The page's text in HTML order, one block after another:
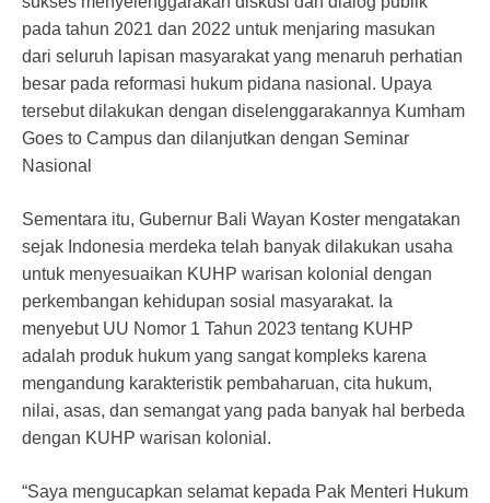
pada tahun 2021 dan 2022 untuk menjaring masukan
dari seluruh lapisan masyarakat yang menaruh perhatian
besar pada reformasi hukum pidana nasional. Upaya
tersebut dilakukan dengan diselenggarakannya Kumham
Goes to Campus dan dilanjutkan dengan Seminar
Nasional
Sementara itu, Gubernur Bali Wayan Koster mengatakan
sejak Indonesia merdeka telah banyak dilakukan usaha
untuk menyesuaikan KUHP warisan kolonial dengan
perkembangan kehidupan sosial masyarakat. Ia
menyebut UU Nomor 1 Tahun 2023 tentang KUHP
adalah produk hukum yang sangat kompleks karena
mengandung karakteristik pembaharuan, cita hukum,
nilai, asas, dan semangat yang pada banyak hal berbeda
dengan KUHP warisan kolonial.
“Saya mengucapkan selamat kepada Pak Menteri Hukum